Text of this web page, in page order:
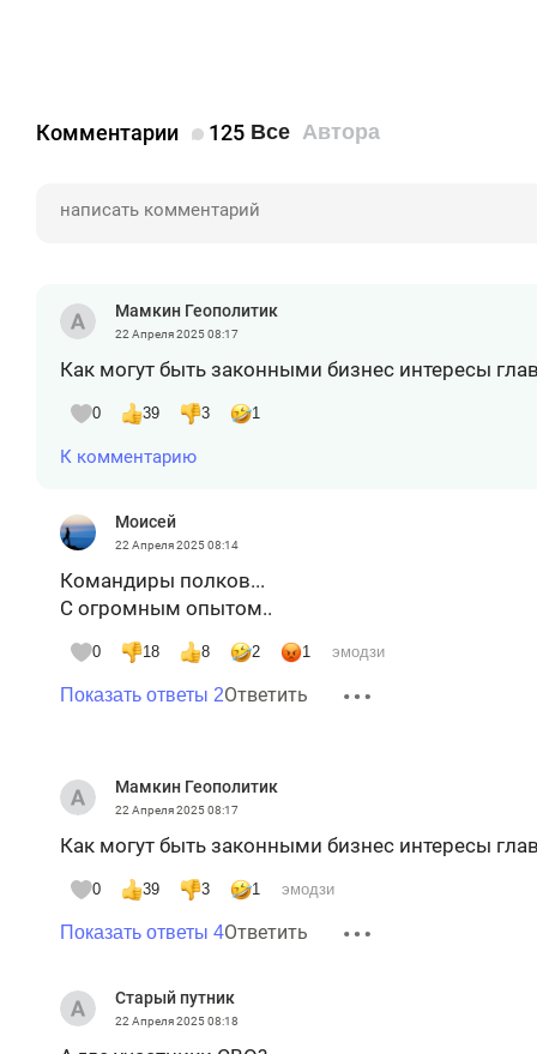
Комментарии 125 Все Автора
Мамкин Геополитик
22 Апреля 202508:17
Как могут быть законными бизнес интересы
0 39 3 1
К комментарию
Моисей
22 Апреля 202508:14
Командиры полков...
С огромным опытом..
0 18 8 2 1 эмодзи
Показать ответы 2Ответить
Мамкин Геополитик
22 Апреля 202508:17
Как могут быть законными бизнес интересы
0 39 3 1 эмодзи
Показать ответы 4Ответить
Старый путник
22 Апреля 202508:18